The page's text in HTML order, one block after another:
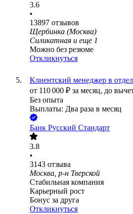
3.6
•
13897 отзывов
Щербинка (Москва)
Силикатная и еще 1
Можно без резюме
Откликнуться
Клиентский менеджер в
от 110 000 ₽ за месяц, до
Без опыта
Выплаты: Два раза в месяц
Банк Русский Стандарт
3.8
•
3143 отзыва
Москва, р-н Тверской
Стабильная компания
Карьерный рост
Бонус за друга
Откликнуться